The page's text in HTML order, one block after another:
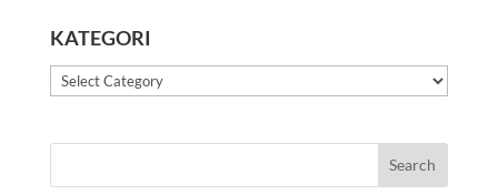
KATEGORI
Kategori